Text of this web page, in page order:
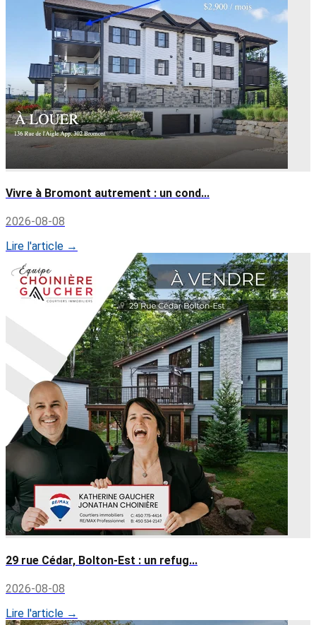
Vivre à Bromont autrement : un cond...
2026-08-08
Lire l'article →
29 rue Cédar, Bolton-Est : un refug...
2026-08-08
Lire l'article →